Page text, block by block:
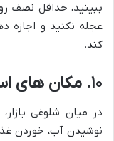
ببینید، حداقل نصف
عجله نکنید و اجازه
کند.
۱۰. مکان های استراحت را پیدا کنید
در میان شلوغی
نوشیدن آب، خوردن